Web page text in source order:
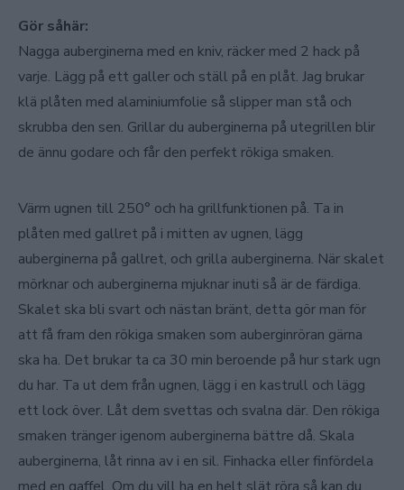
Gör såhär:
Nagga auberginerna med en kniv, räcker med 2 hack på
varje. Lägg på ett galler och ställ på en plåt. Jag brukar
klä plåten med alaminiumfolie så slipper man stå och
skrubba den sen. Grillar du auberginerna på utegrillen blir
de ännu godare och får den perfekt rökiga smaken.
Värm ugnen till 250° och ha grillfunktionen på. Ta in
plåten med gallret på i mitten av ugnen, lägg
auberginerna på gallret, och grilla auberginerna. När skalet
mörknar och auberginerna mjuknar inuti så är de färdiga.
Skalet ska bli svart och nästan bränt, detta gör man för
att få fram den rökiga smaken som auberginröran gärna
ska ha. Det brukar ta ca 30 min beroende på hur stark ugn
du har. Ta ut dem från ugnen, lägg i en kastrull och lägg
ett lock över. Låt dem svettas och svalna där. Den rökiga
smaken tränger igenom auberginerna bättre då. Skala
auberginerna, låt rinna av i en sil. Finhacka eller finfördela